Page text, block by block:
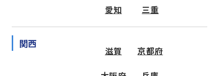
愛知 三重
関西
滋賀 京都府